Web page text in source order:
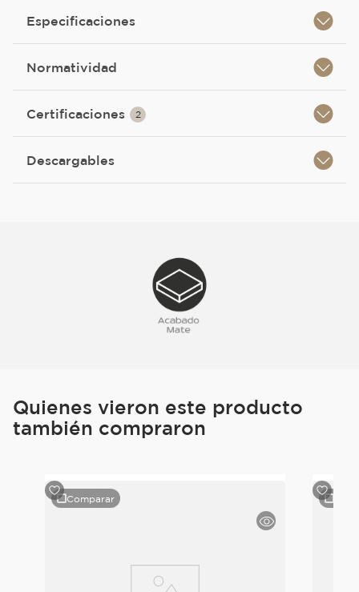
Especificaciones
Normatividad
Certificaciones 2
Descargables
Quienes vieron este producto
también compraron
Comparar